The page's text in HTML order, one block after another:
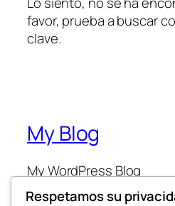
favor, prueba a buscar
clave.
My Blog
My WordPress Blog
Respetamos su